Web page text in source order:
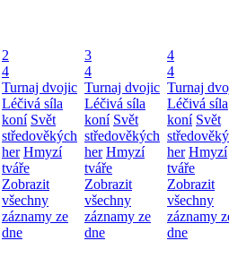
2
4
Turnaj dvojic
Léčivá síla
koní Svět
středověkých
her Hmyzí
tváře
Zobrazit
všechny
záznamy ze
dne
3
4
Turnaj dvojic
Léčivá síla
koní Svět
středověkých
her Hmyzí
tváře
Zobrazit
všechny
záznamy ze
dne
4
4
Turnaj
Léčivá síla
koní Svět
her Hmyzí
tváře
Zobrazit
všechny
záznamy
dne